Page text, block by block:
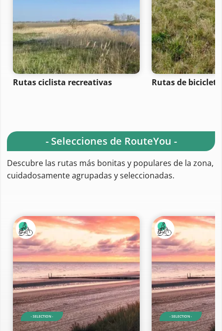
Rutas ciclista recreativas Rutas de
- Selecciones de RouteYou -
Descubre las rutas más bonitas y populares de la zona,
cuidadosamente agrupadas y seleccionadas.
- SELECTION - - SELECTION -